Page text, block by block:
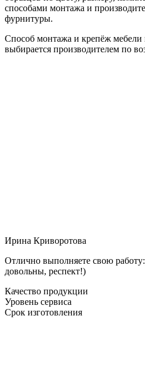
способами монтажа и
фурнитуры.
Способ монтажа и крепёж мебели
выбирается производителем по
Ирина Криворотова
Отлично выполняете свою
довольны, респект!)
Качество продукции
Уровень сервиса
Срок изготовления